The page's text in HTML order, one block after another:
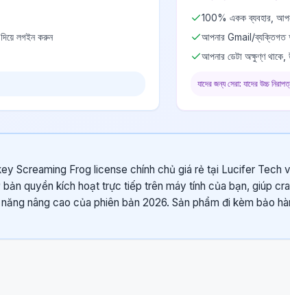
লগইন করুন
100% একক ব্যবহার,
আপনার Gmail/ব্যক্তিগত
আপনার ডেটা অক্ষুণ্ণ থাকে,
যাদের জন্য সেরা: যাদের উচ্চ
Screaming Frog license chính chủ giá rẻ tại Lucifer Tech
quyền kích hoạt trực tiếp trên máy tính của bạn, giúp
nâng cao của phiên bản 2026. Sản phẩm đi kèm bảo